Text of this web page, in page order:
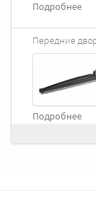
Подробнее
Передние
Подробнее